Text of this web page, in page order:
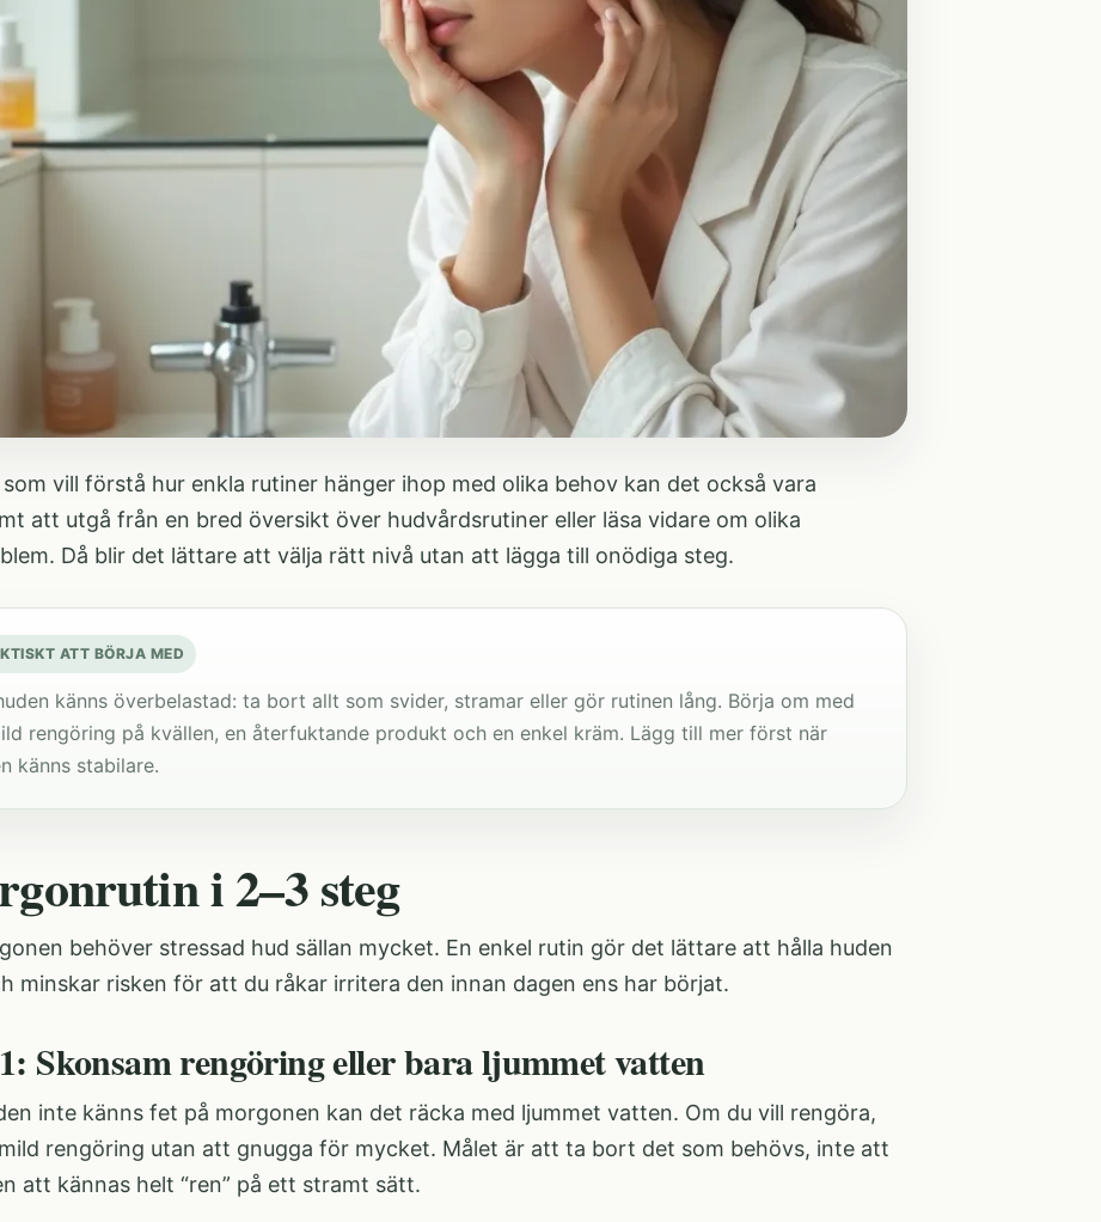
som vill förstå hur enkla rutiner hänger ihop med olika behov kan det också vara
att utgå från en bred översikt över hudvårdsrutiner eller läsa vidare om olika
. Då blir det lättare att välja rätt nivå utan att lägga till onödiga steg.
ATT BÖRJA MED
känns överbelastad: ta bort allt som svider, stramar eller gör rutinen lång. Börja om med
rengöring på kvällen, en återfuktande produkt och en enkel kräm. Lägg till mer först när
känns stabilare.
i 2–3 steg
behöver stressad hud sällan mycket. En enkel rutin gör det lättare att hålla huden
minskar risken för att du råkar irritera den innan dagen ens har börjat.
Skonsam rengöring eller bara ljummet vatten
inte känns fet på morgonen kan det räcka med ljummet vatten. Om du vill rengöra,
rengöring utan att gnugga för mycket. Målet är att ta bort det som behövs, inte att
att kännas helt “ren” på ett stramt sätt.